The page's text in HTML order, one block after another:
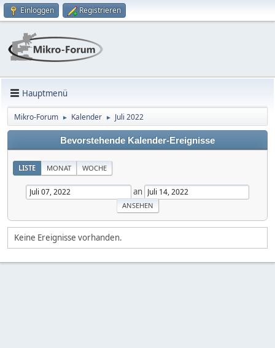
Einloggen Registrieren
Hauptmenü
Mikro-Forum ► Kalender ► Juli 2022
Bevorstehende Kalender-Ereignisse
LISTE MONAT WOCHE
an
Keine Ereignisse vorhanden.